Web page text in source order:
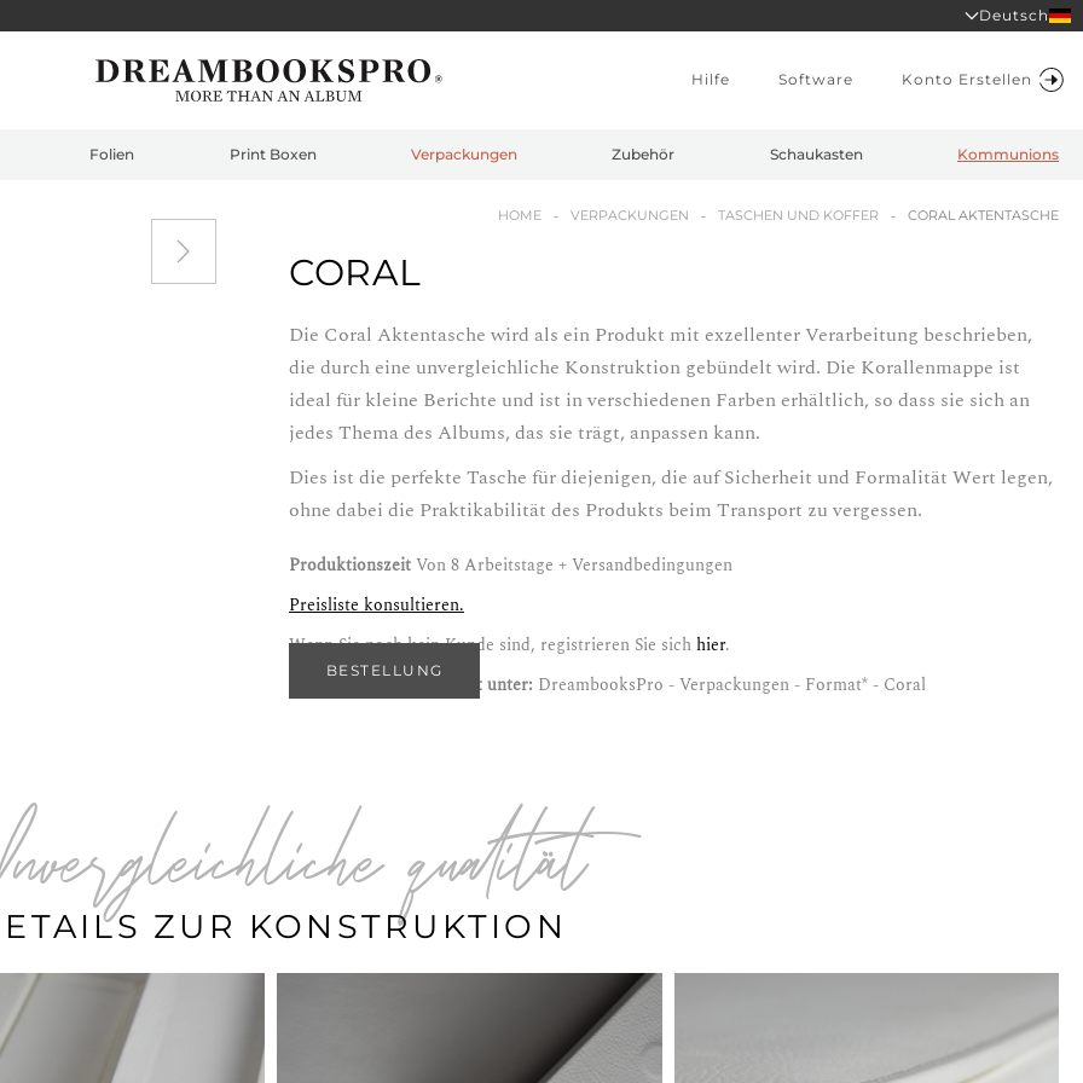
Deutsch
Hilfe Software Konto Erstellen
Folien Print Boxen Verpackungen Zubehör Schaukasten Kommunions
HOME VERPACKUNGEN TASCHEN UND KOFFER CORAL AKTENTASCHE
CORAL
Die Coral Aktentasche wird als ein Produkt mit exzellenter Verarbeitung beschrieben,
die durch eine unvergleichliche Konstruktion gebündelt wird. Die Korallenmappe ist
ideal für kleine Berichte und ist in verschiedenen Farben erhältlich, so dass sie sich an
jedes Thema des Albums, das sie trägt, anpassen kann.
Dies ist die perfekte Tasche für diejenigen, die auf Sicherheit und Formalität Wert legen,
ohne dabei die Praktikabilität des Produkts beim Transport zu vergessen.
ProduktionszeitVon 8 Arbeitstage + Versandbedingungen
Preisliste konsultieren.
Wenn Sie noch kein Kunde sind, registrieren Sie sichhier.
Sie finden dieses Produkt unter: DreambooksPro - Verpackungen - Format* - Coral
BESTELLUNG
Unvergleichliche qualität
ZUR KONSTRUKTION